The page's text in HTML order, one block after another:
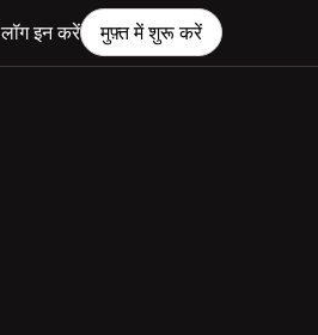
लॉग इन करें मुफ़्त में शुरू करें